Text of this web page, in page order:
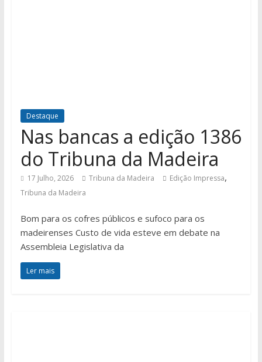
Destaque
Nas bancas a edição 1386
do Tribuna da Madeira
17 Julho, 2026 Tribuna da Madeira Edição Impressa,
Tribuna da Madeira
Bom para os cofres públicos e sufoco para os
madeirenses Custo de vida esteve em debate na
Assembleia Legislativa da
Ler mais